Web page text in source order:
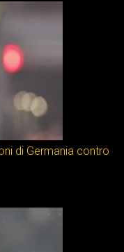
di Germania contro